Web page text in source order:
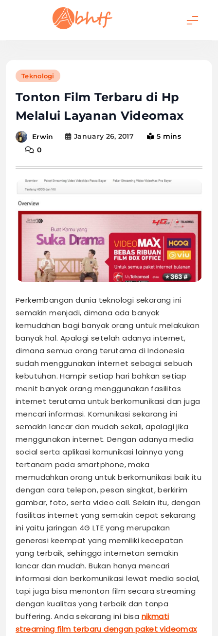
Teknologi
Tonton Film Terbaru di Hp
Melalui Layanan Videomax
Erwin January 26, 2017
5 mins
0
Perkembangan dunia teknologi sekarang ini
semakin menjadi, dimana ada banyak
kemudahan bagi banyak orang untuk melakukan
banyak hal. Apalagi setelah adanya internet,
dimana semua orang terutama di Indonesia
sudah menggunakan internet sebagai sebuah
kebutuhan. Hampir setiap hari bahkan setiap
menit banyak orang menggunakan fasilitas
internet terutama untuk berkomunikasi dan juga
mencari informasi. Komunikasi sekarang ini
semakin lancar dan mudah sekali, apalagi jika
menggunakan internet. Dengan adanya media
social serta aplikasi komunikasi lainnya yang
tertanam pada smartphone, maka
memudahkan orang untuk berkomunikasi baik itu
dengan cara telepon, pesan singkat, berkirim
gambar, foto, serta video call. Selain itu, dengan
fasilitas internet yang semakin cepat sekarang
ini yaitu jaringan 4G LTE yang merupakan
generasi keempat yang memiliki kecepatan
yang terbaik, sehingga internetan semakin
lancar dan mudah. Bukan hanya mencari
informasi dan berkomunikasi lewat media social,
tapi juga bisa menonton film secara streaming
dengan kualitas yang terbaik dan tanpa
buffering. Anda sekarang ini bisa nikmati
streaming film terbaru dengan paket videomax